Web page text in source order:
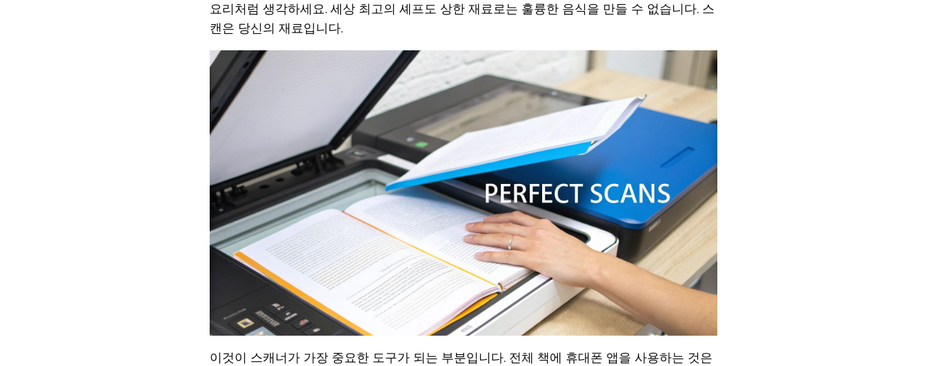
요리처럼 생각하세요. 세상 최고의 셰프도 상한 재료로는 훌륭한 음식을 만들 수 없습니다. 스
캔은 당신의 재료입니다.
이것이 스캐너가 가장 중요한 도구가 되는 부분입니다. 전체 책에 휴대폰 앱을 사용하는 것은